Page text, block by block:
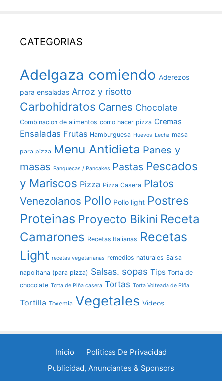
CATEGORIAS
Adelgaza comiendo Aderezos
para ensaladas Arroz y risotto
Carbohidratos Carnes Chocolate
Combinacion de alimentos como hacer pizza Cremas
Ensaladas Frutas Hamburguesa Huevos Leche masa
para pizza Menu Antidieta Panes y
masas Panquecas / Pancakes Pastas Pescados
y Mariscos Pizza Pizza Casera Platos
Venezolanos Pollo Pollo light Postres
Proteinas Proyecto Bikini Receta
Camarones Recetas Italianas Recetas
Light recetas vegetarianas remedios naturales Salsa
napolitana (para pizza) Salsas. sopas Tips Torta de
chocolate Torta de Piña casera Tortas Torta Volteada de Piña
Tortilla Toxemia Vegetales Videos
Inicio
Politicas De Privacidad
Publicidad, Anunciantes & Sponsors